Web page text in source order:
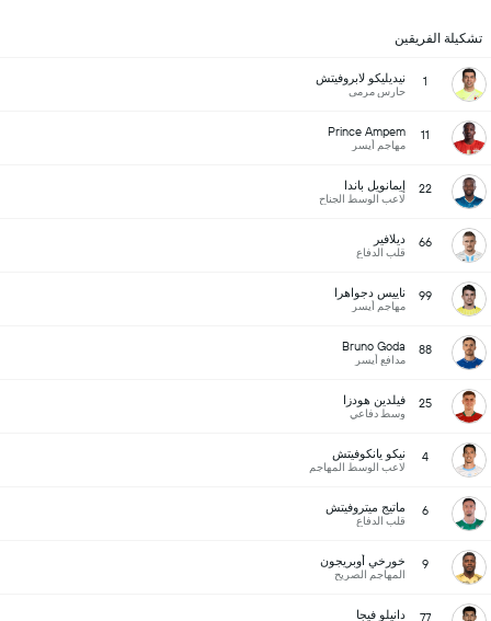
تشكيلة الفريقين
1 نيديليكو لابروفيتش
حارس مرمى
11
Prince Ampem
مهاجم أيسر
22 إيمانويل باندا
لاعب الوسط الجناح
66 ديلافير
قلب الدفاع
99 ناييس دجواهرا
مهاجم أيسر
88
Bruno Goda
مدافع أيسر
25 فيلدين هودزا
وسط دفاعي
4 نيكو يانكوفيتش
لاعب الوسط المهاجم
6 ماتيج ميتروفيتش
قلب الدفاع
9 خورخي أوبريجون
المهاجم الصريح
77 دانيلو فيجا